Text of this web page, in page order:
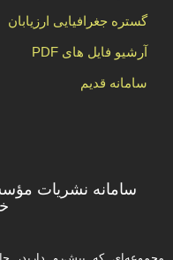
گستره جغرافیایی ارزیابان
آرشیو فایل های PDF
سامانه قدیم
سامانه نشریات